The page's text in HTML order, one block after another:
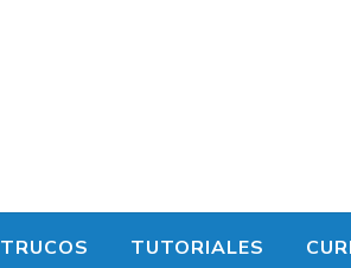
TRUCOS TUTORIALES